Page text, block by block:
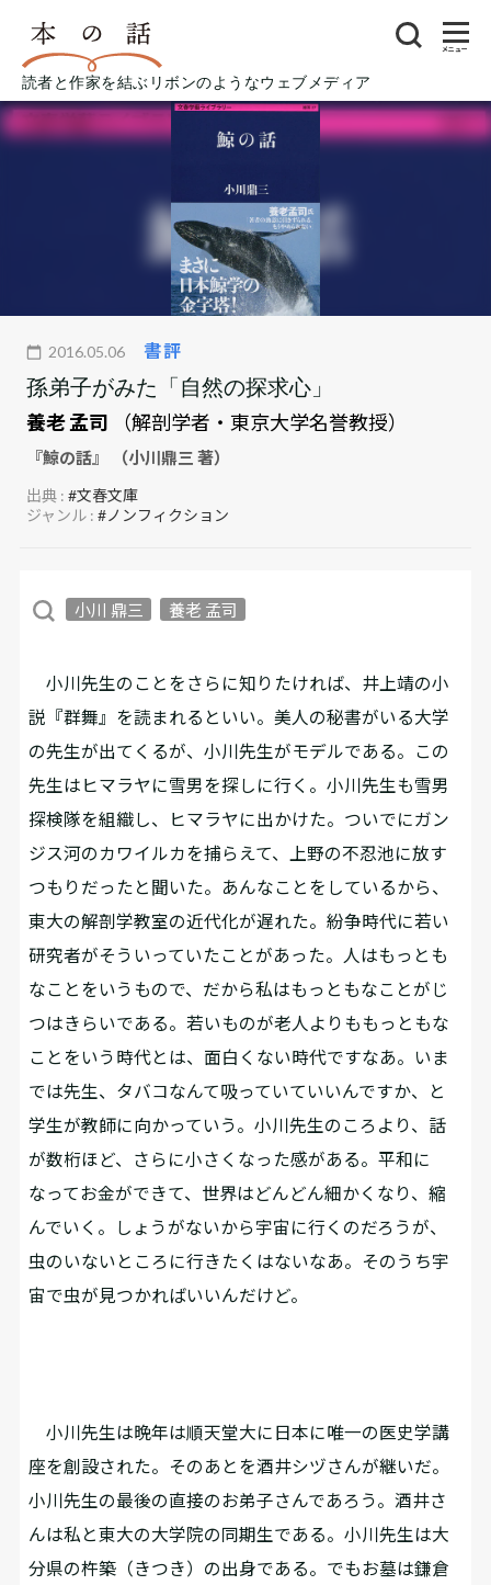
読者と作家を結ぶリボンのようなウェブメディア
メニュー
2016.05.06 書評
孫弟子がみた「自然の探求心」
養老 孟司
（解剖学者・東京大学名誉教授）
『鯨の話』 （小川鼎三 著）
出典 :#文春文庫
ジャンル :#ノンフィクション
小川 鼎三 養老 孟司
小川先生のことをさらに知りたければ、井上靖の小
説『群舞』を読まれるといい。美人の秘書がいる大学
の先生が出てくるが、小川先生がモデルである。この
先生はヒマラヤに雪男を探しに行く。小川先生も雪男
探検隊を組織し、ヒマラヤに出かけた。ついでにガン
ジス河のカワイルカを捕らえて、上野の不忍池に放す
つもりだったと聞いた。あんなことをしているから、
東大の解剖学教室の近代化が遅れた。紛争時代に若い
研究者がそういっていたことがあった。人はもっとも
なことをいうもので、だから私はもっともなことがじ
つはきらいである。若いものが老人よりももっともな
ことをいう時代とは、面白くない時代ですなあ。いま
では先生、タバコなんて吸っていていいんですか、と
学生が教師に向かっていう。小川先生のころより、話
が数桁ほど、さらに小さくなった感がある。平和に
なってお金ができて、世界はどんどん細かくなり、縮
んでいく。しょうがないから宇宙に行くのだろうが、
虫のいないところに行きたくはないなあ。そのうち宇
宙で虫が見つかればいいんだけど。
小川先生は晩年は順天堂大に日本に唯一の医史学講
座を創設された。そのあとを酒井シヅさんが継いだ。
小川先生の最後の直接のお弟子さんであろう。酒井さ
んは私と東大の大学院の同期生である。小川先生は大
分県の杵築（きつき）の出身である。でもお墓は鎌倉